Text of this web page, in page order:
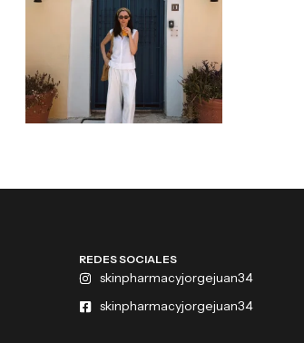
REDES SOCIALES
skinpharmacyjorgejuan34
skinpharmacyjorgejuan34